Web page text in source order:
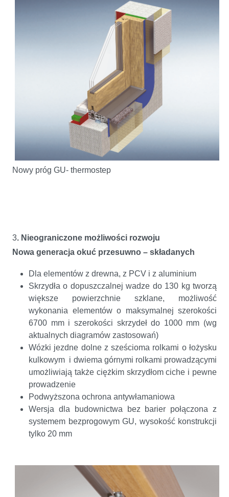
Nowy próg GU- thermostep
3. Nieograniczone możliwości rozwoju
Nowa generacja okuć przesuwno – składanych
Dla elementów z drewna, z PCV i z aluminium
Skrzydła o dopuszczalnej wadze do 130 kg tworzą
większe powierzchnie szklane, możliwość
wykonania elementów o maksymalnej szerokości
6700 mm i szerokości skrzydeł do 1000 mm (wg
aktualnych diagramów zastosowań)
Wózki jezdne dolne z sześcioma rolkami o łożysku
kulkowym i dwiema górnymi rolkami prowadzącymi
umożliwiają także ciężkim skrzydłom ciche i pewne
prowadzenie
Podwyższona ochrona antywłamaniowa
Wersja dla budownictwa bez barier połączona z
systemem bezprogowym GU, wysokość konstrukcji
tylko 20 mm